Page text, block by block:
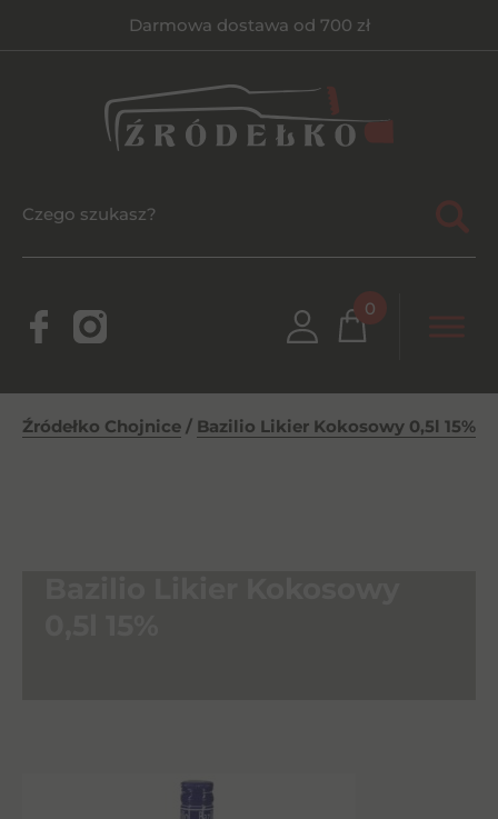
Darmowa dostawa od 700 zł
0
Źródełko Chojnice / Bazilio Likier Kokosowy 0,5l 15%